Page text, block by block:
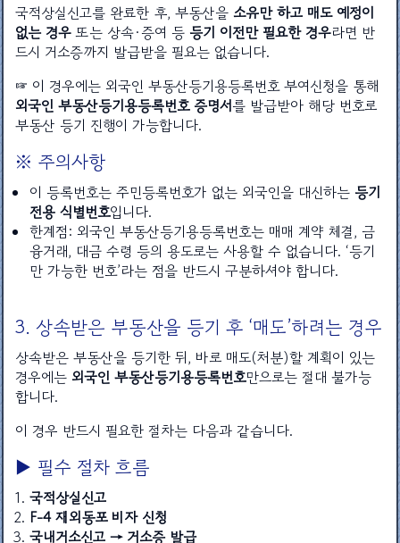
국적상실신고를 완료한 후, 부동산을소유만 하고 매도 예정이
없는 경우또는 상속·증여 등 등기 이전만 필요한 경우라면 반
드시 거소증까지 발급받을 필요는 없습니다.
☞ 이 경우에는 외국인 부동산등기용등록번호 부여신청을 통해
외국인 부동산등기용등록번호 증명서를 발급받아 해당 번호로
부동산 등기 진행이 가능합니다.
※ 주의사항
이 등록번호는 주민등록번호가 없는 외국인을 대신하는 등기
전용 식별번호입니다.
한계점: 외국인 부동산등기용등록번호는 매매 계약 체결, 금
융거래, 대금 수령 등의 용도로는 사용할 수 없습니다. ‘등기
만 가능한 번호’라는 점을 반드시 구분하셔야 합니다.
3. 상속받은 부동산을 등기 후 ‘매도’하려는 경우
상속받은 부동산을 등기한 뒤, 바로 매도(처분)할 계획이 있는
경우에는 외국인 부동산등기용등록번호만으로는 절대 불가능
합니다.
이 경우 반드시 필요한 절차는 다음과 같습니다.
▶ 필수 절차 흐름
국적상실신고
F-4 재외동포 비자 신청
국내거소신고 → 거소증 발급